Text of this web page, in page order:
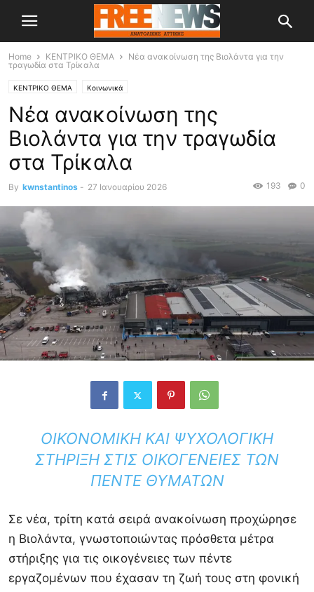
Home ΚΕΝΤΡΙΚΟ ΘΕΜΑ
Νέα ανακοίνωση της Βιολάντα για την
τραγωδία στα Τρίκαλα
ΚΕΝΤΡΙΚΟ ΘΕΜΑ Κοινωνικά
Νέα ανακοίνωση της
Βιολάντα για την τραγωδία
στα Τρίκαλα
By kwnstantinos - 27 Ιανουαρίου 2026 0
193
ΟΙΚΟΝΟΜΙΚΉ ΚΑΙ ΨΥΧΟΛΟΓΙΚΉ
ΣΤΉΡΙΞΗ ΣΤΙΣ ΟΙΚΟΓΈΝΕΙΕΣ ΤΩΝ
ΠΈΝΤΕ ΘΥΜΆΤΩΝ
Σε νέα, τρίτη κατά σειρά ανακοίνωση προχώρησε
η Βιολάντα, γνωστοποιώντας πρόσθετα μέτρα
στήριξης για τις οικογένειες των πέντε
εργαζομένων που έχασαν τη ζωή τους στη φονική